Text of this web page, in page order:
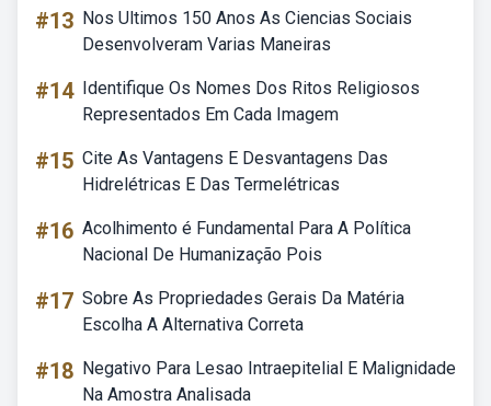
#13 Nos Ultimos 150 Anos As Ciencias Sociais
Desenvolveram Varias Maneiras
#14 Identifique Os Nomes Dos Ritos Religiosos
Representados Em Cada Imagem
#15 Cite As Vantagens E Desvantagens Das
Hidrelétricas E Das Termelétricas
#16 Acolhimento é Fundamental Para A Política
Nacional De Humanização Pois
#17 Sobre As Propriedades Gerais Da Matéria
Escolha A Alternativa Correta
#18 Negativo Para Lesao Intraepitelial E Malignidade
Na Amostra Analisada